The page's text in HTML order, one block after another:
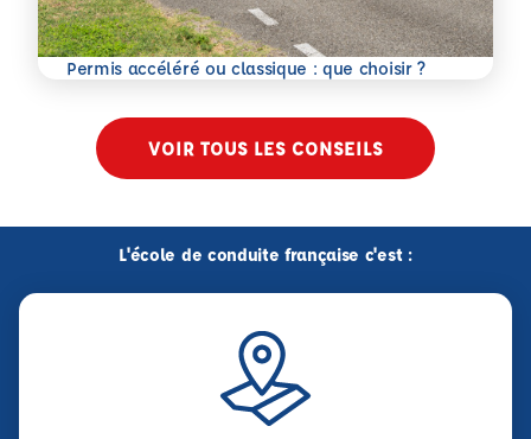
Permis accéléré ou classique : que choisir ?
En savoir plus
VOIR TOUS LES CONSEILS
L'école de conduite française c'est :